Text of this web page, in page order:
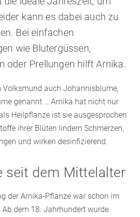
kann es dabei auch zu
Bei einfachen
wie Blutergüssen,
oder Prellungen hilft Arnika.
Volksmund auch Johannisblume,
genannt … Arnika hat nicht nur
Heilpflanze ist sie ausgesprochen
ihrer Blüten lindern Schmerzen,
und wirken desinfizierend.
seit dem Mittelalter
der Arnika-Pflanze war schon im
dem 18. Jahrhundert wurde